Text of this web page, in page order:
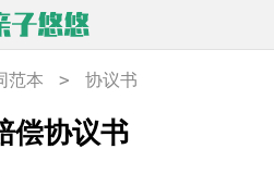
范本 > 协议书
偿协议书